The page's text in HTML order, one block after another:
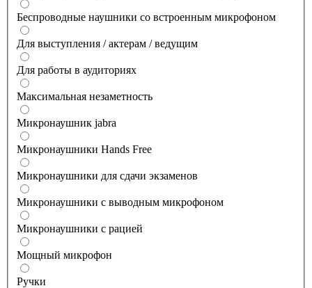
Беспроводные наушники со встроенным микрофоном
Для выступления / актерам / ведущим
Для работы в аудиториях
Максимальная незаметность
Микронаушник jabra
Микронаушники Hands Free
Микронаушники для сдачи экзаменов
Микронаушники с выводным микрофоном
Микронаушники с рацией
Мощный микрофон
Ручки